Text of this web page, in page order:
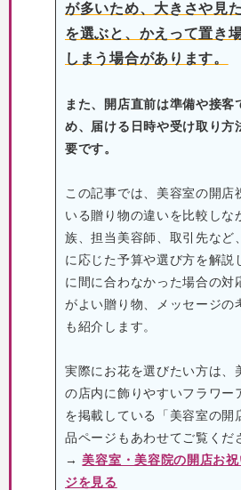
が多いため、大きさや見
を選ぶと、かえって置き
しまう場合があります。
また、開店直前は準備や接客
め、届ける日時や受け取り方
要です。
この記事では、美容室の開店
いる贈り物の違いを比較しな
族、担当美容師、取引先など
に応じた予算や選び方を解説
に間に合わなかった場合の対
がよい贈り物、メッセージの
も紹介します。
実際にお花を選びたい方は、
の店内に飾りやすいフラワー
を掲載している「美容室の開
品ページもあわせてご覧くだ
→美容室・美容院の開店お
ジを見る